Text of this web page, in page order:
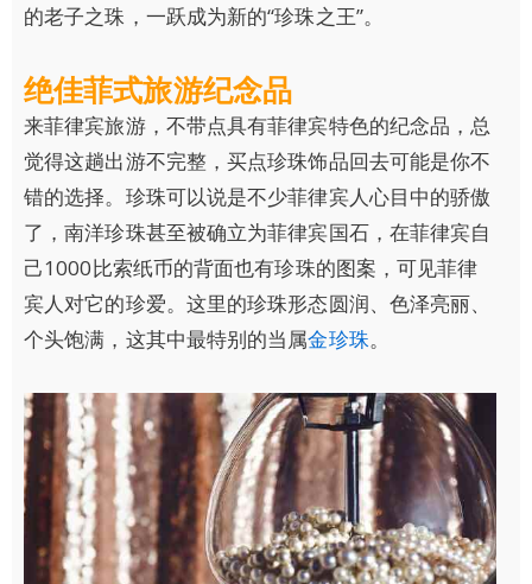
的老子之珠，一跃成为新的“珍珠之王”。
绝佳菲式旅游纪念品
来菲律宾旅游，不带点具有菲律宾特色的纪念品，总
觉得这趟出游不完整，买点珍珠饰品回去可能是你不
错的选择。珍珠可以说是不少菲律宾人心目中的骄傲
了，南洋珍珠甚至被确立为菲律宾国石，在菲律宾自
己1000比索纸币的背面也有珍珠的图案，可见菲律
宾人对它的珍爱。这里的珍珠形态圆润、色泽亮丽、
个头饱满，这其中最特别的当属金珍珠。